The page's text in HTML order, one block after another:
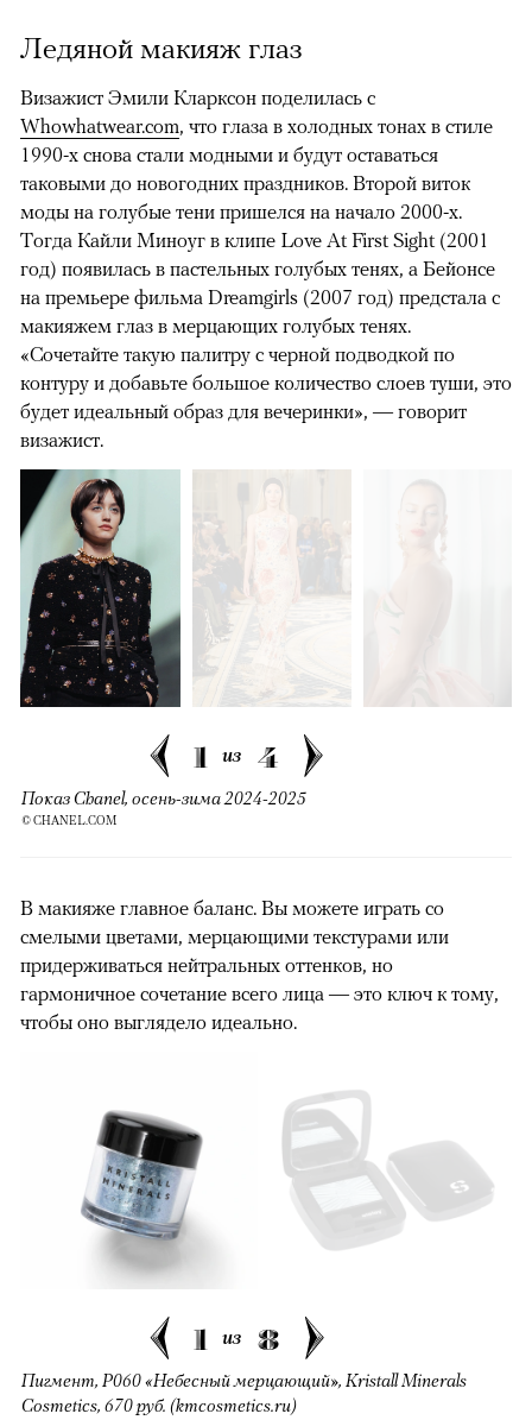
Ледяной макияж глаз
Визажист Эмили Кларксон поделилась с
Whowhatwear.com, что глаза в холодных тонах в стиле
1990-х снова стали модными и будут оставаться
таковыми до новогодних праздников. Второй виток
моды на голубые тени пришелся на начало 2000-х.
Тогда Кайли Миноуг в клипе Love At First Sight (2001
год) появилась в пастельных голубых тенях, а Бейонсе
на премьере фильма Dreamgirls (2007 год) предстала с
макияжем глаз в мерцающих голубых тенях.
«Сочетайте такую палитру с черной подводкой по
контуру и добавьте большое количество слоев туши, это
будет идеальный образ для вечеринки», — говорит
визажист.
1 из 4
Показ Chanel, осень-зима 2024-2025
© CHANEL.COM
В макияже главное баланс. Вы можете играть со
смелыми цветами, мерцающими текстурами или
придерживаться нейтральных оттенков, но
гармоничное сочетание всего лица — это ключ к тому,
чтобы оно выглядело идеально.
1 из 8
Пигмент, Р060 «Небесный мерцающий», Kristall Minerals
Cosmetics, 670 руб. (kmcosmetics.ru)